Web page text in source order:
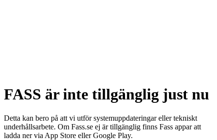
FASS är inte tillgänglig just nu
Detta kan bero på att vi utför systemuppdateringar eller tekniskt
underhållsarbete. Om Fass.se ej är tillgänglig finns Fass appar att
ladda ner via App Store eller Google Play.